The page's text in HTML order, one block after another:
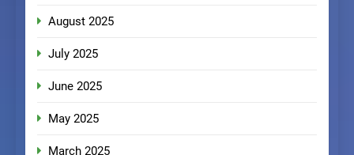
August 2025
July 2025
June 2025
May 2025
March 2025